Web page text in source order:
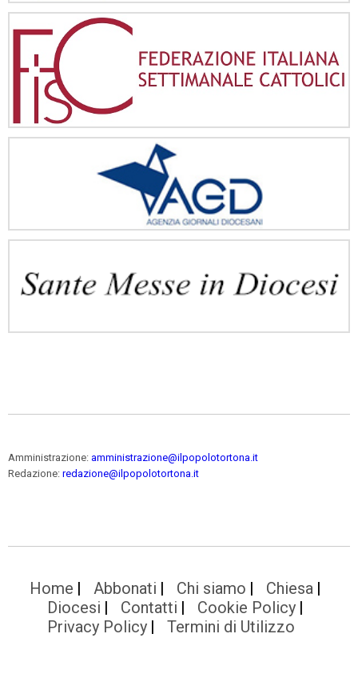
Amministrazione: amministrazione@ilpopolotortona.it
Redazione: redazione@ilpopolotortona.it
Home Abbonati Chi siamo
Chiesa
Diocesi
Contatti
Cookie Policy
Privacy Policy
Termini di Utilizzo